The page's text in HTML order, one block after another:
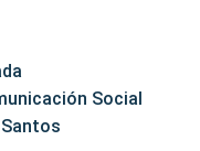
Social